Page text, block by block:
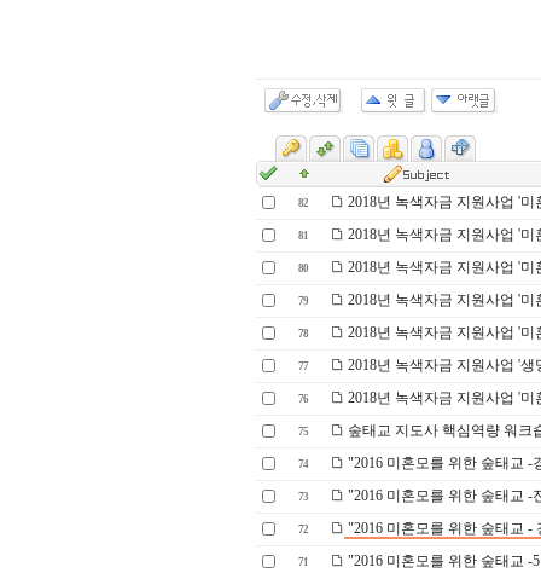
82 2018년 녹색자금 지원사업 '
81 2018년 녹색자금 지원사업 '
80 2018년 녹색자금 지원사업 '
79 2018년 녹색자금 지원사업 '
78 2018년 녹색자금 지원사업 '
77 2018년 녹색자금 지원사업 '
76 2018년 녹색자금 지원사업 '
75 숲태교 지도사 핵심역량 워크
74 "2016 미혼모를 위한 숲태교 -
73 "2016 미혼모를 위한 숲태교 -
72 "2016 미혼모를 위한 숲태교 -
71 "2016 미혼모를 위한 숲태교 -